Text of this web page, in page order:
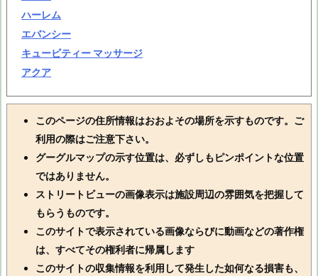
ハーレム
エバンシー
キュービティー マッサージ
アクア
このページの住所情報はおおよその場所を示すものです。ご
利用の際はご注意下さい。
グーグルマップの示す位置は、必ずしもピンポイントな位置
ではありません。
ストリートビューの画像表示は施設周辺の雰囲気を把握して
もらうものです。
このサイトで表示されている画像ならびに動画などの著作権
は、すべてその権利者に帰属します
このサイトの収集情報を利用して発生した如何なる損害も、